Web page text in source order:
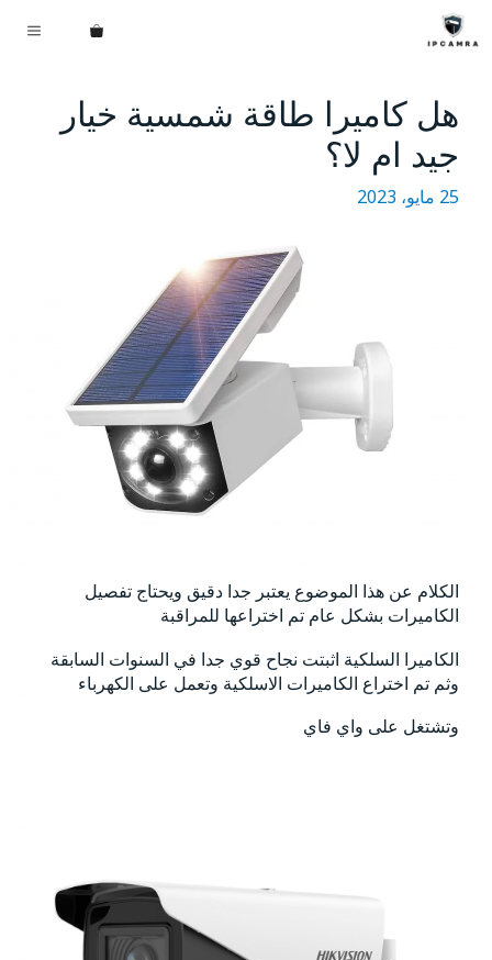
انتقل
إلى
هل كاميرا طاقة شمسية خيار
جيد ام لا؟
25 مايو، 2023
الكلام عن هذا الموضوع يعتبر جدا دقيق ويحتاج تفصيل
الكاميرات بشكل عام تم اختراعها للمراقبة
الكاميرا السلكية اثبتت نجاح قوي جدا في السنوات السابقة
وثم تم اختراع الكاميرات الاسلكية وتعمل على الكهرباء
وتشتغل على واي فاي